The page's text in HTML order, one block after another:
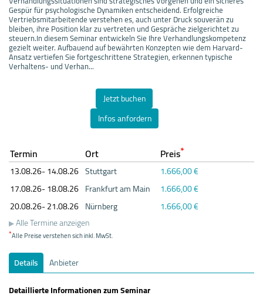
Gespür für psychologische Dynamiken entscheidend. Erfolgreiche
Vertriebsmitarbeitende verstehen es, auch unter Druck souverän zu
bleiben, ihre Position klar zu vertreten und Gespräche zielgerichtet zu
steuern.In diesem Seminar entwickeln Sie Ihre Verhandlungskompetenz
gezielt weiter. Aufbauend auf bewährten Konzepten wie dem Harvard-
Ansatz vertiefen Sie fortgeschrittene Strategien, erkennen typische
Verhaltens- und Verhan...
Jetzt buchen
Infos anfordern
Termin Ort Preis*
13.08.26- 14.08.26 Stuttgart
1.666,00 €
17.08.26- 18.08.26 Frankfurt am Main
1.666,00 €
20.08.26- 21.08.26 Nürnberg
1.666,00 €
Alle Termine anzeigen
*Alle Preise verstehen sich inkl. MwSt.
Details
Anbieter
Detaillierte Informationen zum Seminar